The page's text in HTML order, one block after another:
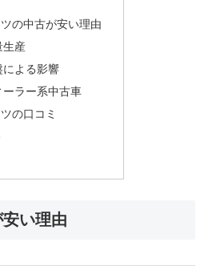
の中古が安い理由
生産
による影響
ーラー系中古車
の口コミ
い理由